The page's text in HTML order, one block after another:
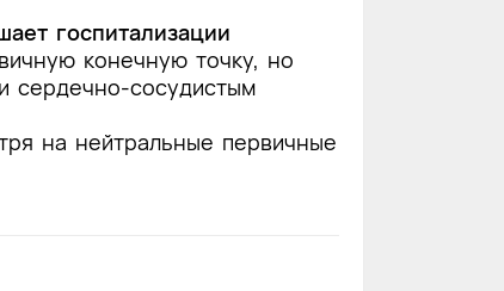
госпитализации
конечную точку, но
сердечно-сосудистым
на нейтральные первичные